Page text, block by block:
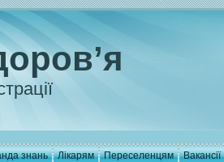
знань Лікарям Переселенцям Вакансії